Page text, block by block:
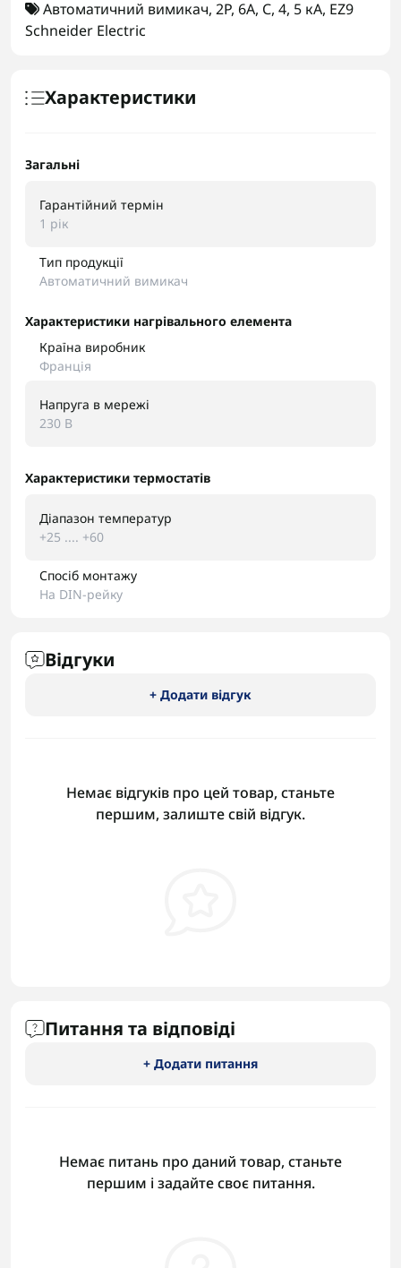
Автоматичний вимикач, 2Р, 6А, С, 4, 5 кА, EZ9
Schneider Electric
Характеристики
Загальні
Гарантійний термін
1 рік
Тип продукції
Автоматичний вимикач
Характеристики нагрівального елемента
Країна виробник
Франція
Напруга в мережі
230 В
Характеристики термостатів
Діапазон температур
+25 .... +60
Спосіб монтажу
На DIN-рейку
Відгуки
+ Додати відгук
Немає відгуків про цей товар, станьте
першим, залиште свій відгук.
Питання та відповіді
+ Додати питання
Немає питань про даний товар, станьте
першим і задайте своє питання.